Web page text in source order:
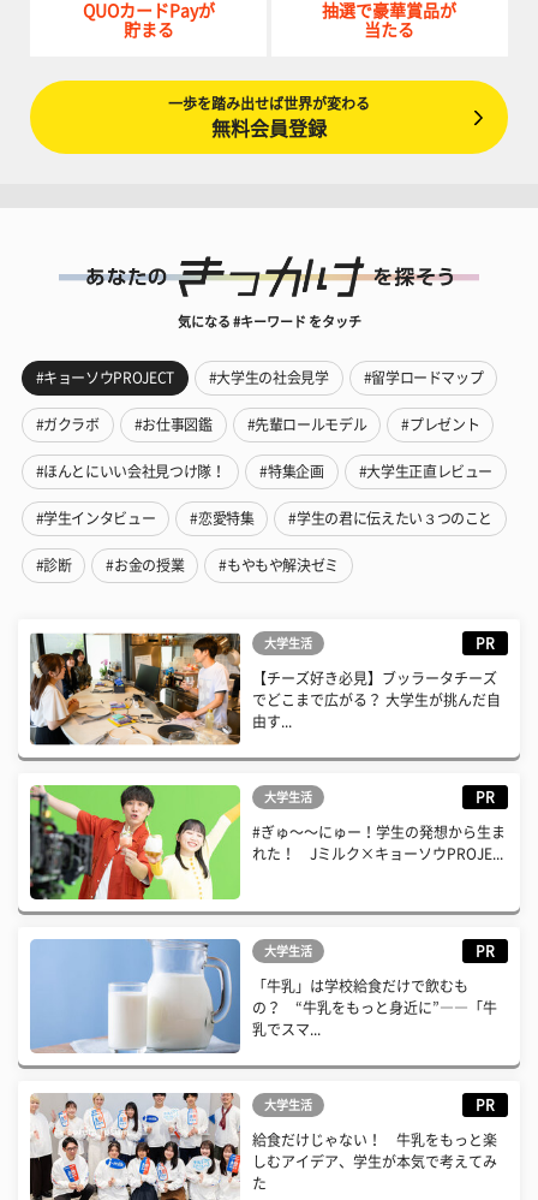
QUOカードPayが
貯まる
抽選で豪華賞品が
当たる
一歩を踏み出せば世界が変わる
無料会員登録
気になる #キーワード をタッチ
#キョーソウPROJECT #大学生の社会見学 #留学ロードマップ
#ガクラボ #お仕事図鑑 #先輩ロールモデル #プレゼント
#ほんとにいい会社見つけ隊！ #特集企画 #大学生正直レビュー
#学生インタビュー #恋愛特集 #学生の君に伝えたい３つのこと
#診断 #お金の授業 #もやもや解決ゼミ
大学生活 PR
【チーズ好き必見】ブッラータチーズ
でどこまで広がる？ 大学生が挑んだ自
由す...
大学生活 PR
#ぎゅ〜〜にゅー！学生の発想から生ま
れた！ Jミルク×キョーソウPROJE...
大学生活 PR
「牛乳」は学校給食だけで飲むも
の？ “牛乳をもっと身近に”――「牛
乳でスマ...
大学生活 PR
給食だけじゃない！ 牛乳をもっと楽
しむアイデア、学生が本気で考えてみ
た